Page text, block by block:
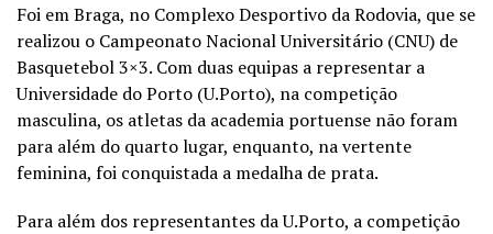
Foi em Braga, no Complexo Desportivo da Rodovia, que se
realizou o Campeonato Nacional Universitário (CNU) de
Basquetebol 3×3. Com duas equipas a representar a
Universidade do Porto (U.Porto), na competição
masculina, os atletas da academia portuense não foram
para além do quarto lugar, enquanto, na vertente
feminina, foi conquistada a medalha de prata.
Para além dos representantes da U.Porto, a competição